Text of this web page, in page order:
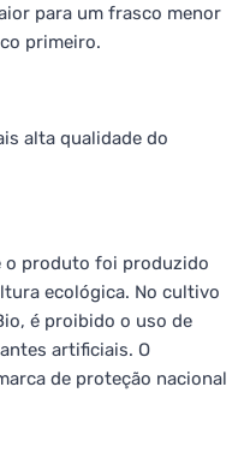
para um frasco menor
primeiro.
alta qualidade do
o produto foi produzido
ecológica. No cultivo
é proibido o uso de
artificiais. O
de proteção nacional